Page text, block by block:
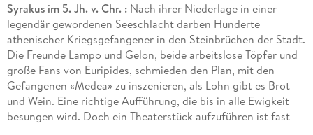
Syrakus im 5. Jh. v. Chr. :Nach ihrer Niederlage in einer
legendär gewordenen Seeschlacht darben Hunderte
athenischer Kriegsgefangener in den Steinbrüchen der Stadt.
Die Freunde Lampo und Gelon, beide arbeitslose Töpfer und
große Fans von Euripides, schmieden den Plan, mit den
Gefangenen «Medea» zu inszenieren, als Lohn gibt es Brot
und Wein. Eine richtige Aufführung, die bis in alle Ewigkeit
besungen wird. Doch ein Theaterstück aufzuführen ist fast